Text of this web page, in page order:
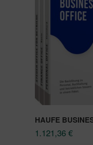
HAUFE
1.121,36 €